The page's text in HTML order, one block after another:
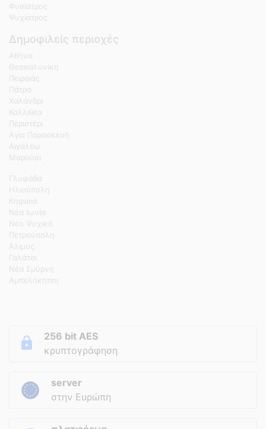
Φυσίατρος
Ψυχίατρος
Δημοφιλείς περιοχές
Αθήνα
Θεσσαλονίκη
Πειραιάς
Πάτρα
Χαλάνδρι
Καλλιθέα
Περιστέρι
Αγία Παρασκευή
Αιγάλεω
Μαρούσι
Γλυφάδα
Ηλιούπολη
Κηφισιά
Νέα Ιωνία
Νέο Ψυχικό
Πετρούπολη
Άλιμος
Γαλάτσι
Νέα Σμύρνη
Αμπελόκηποι
256 bit AES
κρυπτογράφηση
server
στην Ευρώπη